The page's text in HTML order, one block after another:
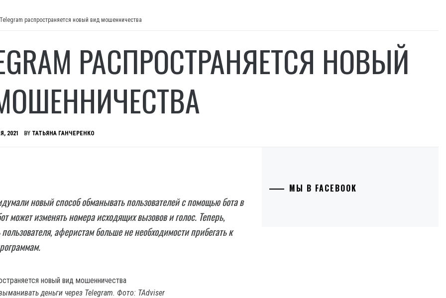
распространяется новый вид мошенничества
РАСПРОСТРАНЯЕТСЯ НОВЫЙ
2021 BY ТАТЬЯНА ГАНЧЕРЕНКО
новый способ обманывать пользователей с помощью бота в
может изменять номера исходящих вызовов и голос. Теперь,
аферистам больше не необходимости прибегать к
деньги через Telegram. Фото: TAdviser
МЫ В FACEBOOK